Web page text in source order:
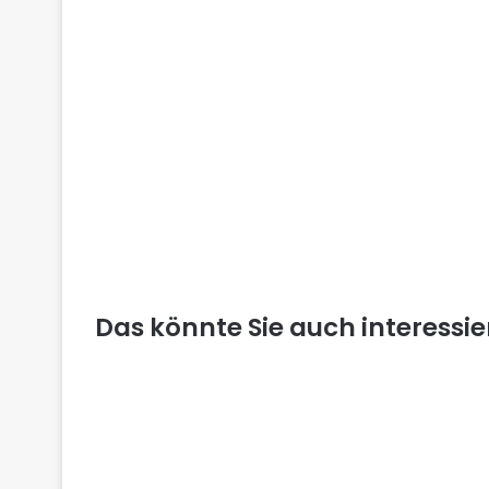
Das könnte Sie auch